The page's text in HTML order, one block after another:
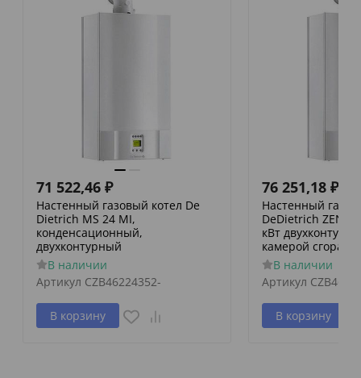
71 522,46 ₽
Настенный газовый котел De
Dietrich MS 24 MI,
конденсационный,
двухконтурный
В наличии
Артикул CZB46224352-
В корзину
76 251,18 ₽
Настенный
DeDietrich ZENA
кВт
камерой
В наличии
Артикул
В корзину